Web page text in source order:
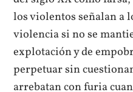
los violentos señalan a
violencia si no se
explotación y de
perpetuar sin
arrebatan con furia